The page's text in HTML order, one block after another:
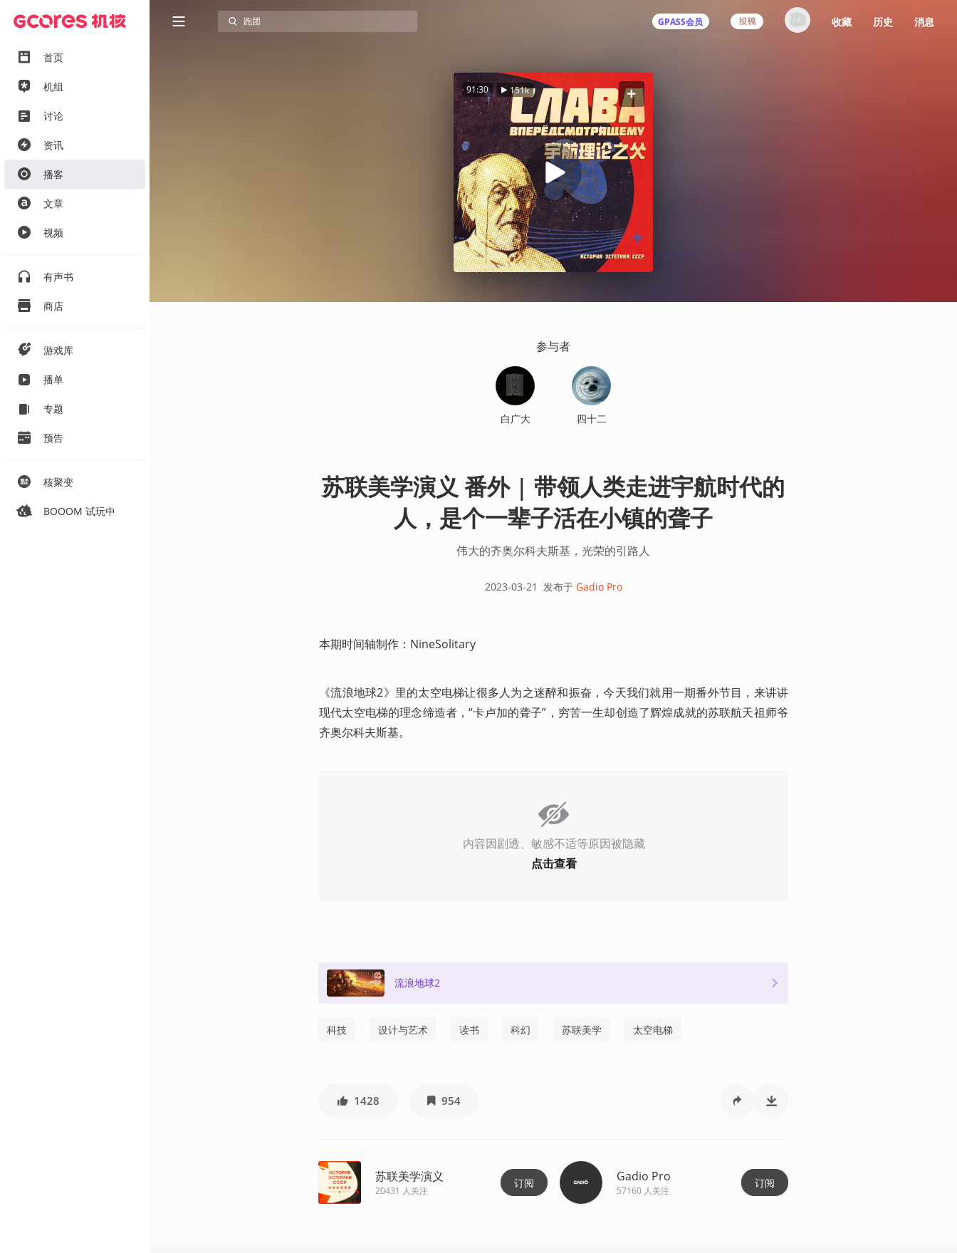
首页
机组
讨论
资讯
播客
文章
视频
有声书
商店
游戏库
播单
专题
预告
核聚变
BOOOM 试玩中
GPASS会员 收藏 历史 消息
91:30 151k
参与者
白广大 四十二
苏联美学演义 番外 | 带领人类走进宇航时代的
人，是个一辈子活在小镇的聋子
伟大的齐奥尔科夫斯基，光荣的引路人
2023-03-21 发布于 Gadio Pro
本期时间轴制作：NineSolitary
《流浪地球2》里的太空电梯让很多人为之迷醉和振奋，今天我们就用一期番外节目，来讲讲
现代太空电梯的理念缔造者，“卡卢加的聋子”，穷苦一生却创造了辉煌成就的苏联航天祖师爷
齐奥尔科夫斯基。
内容因剧透、敏感不适等原因被隐藏
点击查看
流浪地球2
科技 设计与艺术 读书 科幻 苏联美学 太空电梯
1428 954
苏联美学演义
20431 人关注
订阅 Gadio Pro
57160人关注
订阅